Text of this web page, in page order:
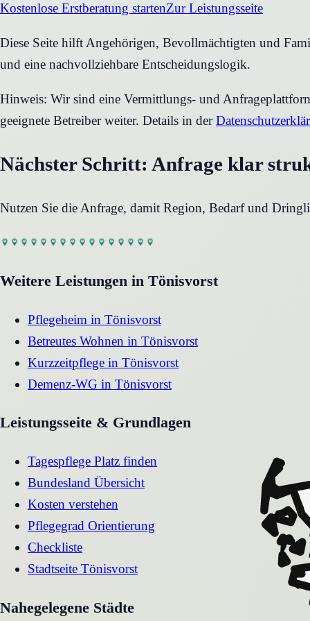
Kostenlose Erstberatung startenZur Leistungsseite
Diese Seite hilft Angehörigen, Bevollmächtigten und
und eine nachvollziehbare Entscheidungslogik.
Hinweis: Wir sind eine Vermittlungs- und
geeignete Betreiber weiter. Details in der
Nächster Schritt: Anfrage klar
Nutzen Sie die Anfrage, damit Region, Bedarf und
Weitere Leistungen in Tönisvorst
Pflegeheim in Tönisvorst
Betreutes Wohnen in Tönisvorst
Kurzzeitpflege in Tönisvorst
Demenz-WG in Tönisvorst
Leistungsseite & Grundlagen
Tagespflege Platz finden
Bundesland Übersicht
Kosten verstehen
Pflegegrad Orientierung
Checkliste
Stadtseite Tönisvorst
Nahegelegene Städte